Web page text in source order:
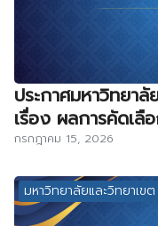
ประกาศมหาวิทยาลั
เรื่อง ผลการคัดเลื
กรกฎาคม 15, 2026
มหาวิทยาลัยและวิทยาเขต